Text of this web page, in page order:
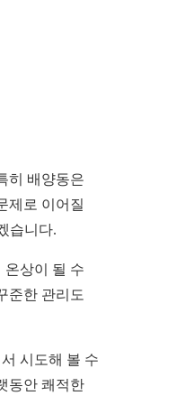
히 배양동은
제로 이어질
습니다.
온상이 될 수
준한 관리도
시도해 볼 수
동안 쾌적한